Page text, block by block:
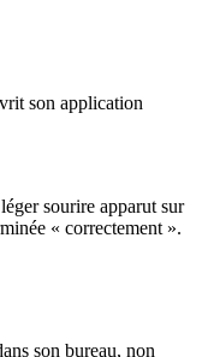
son application
sourire apparut sur
« correctement ».
son bureau, non